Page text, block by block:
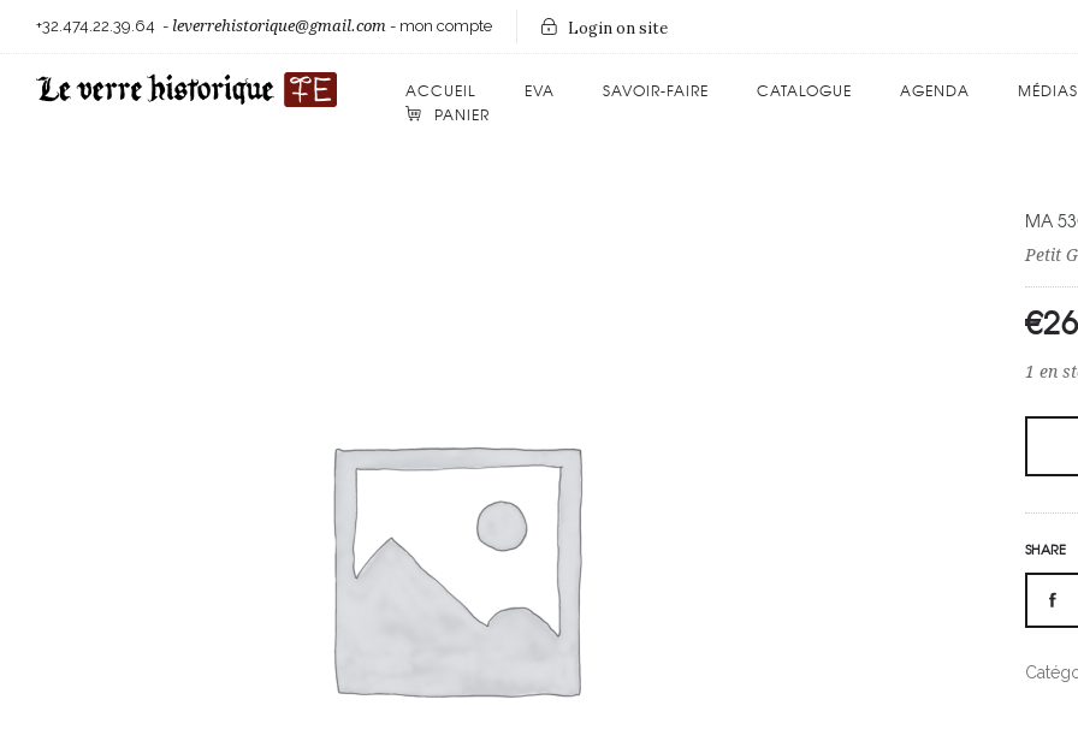
+32.474.22.39.64 - leverrehistorique@gmail.com - mon compte Login on site
ACCUEIL EVA SAVOIR-FAIRE CATALOGUE AGENDA
MÉDIAS
PANIER
MA
Petit
€
1 en
SHARE